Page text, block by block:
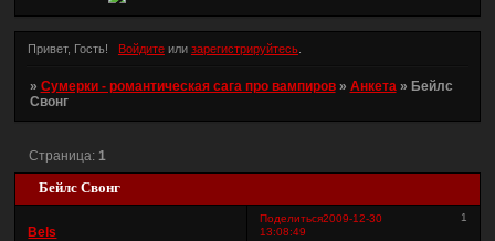
Привет, Гость! Войдитеили зарегистрируйтесь.
» Сумерки - романтическая сага про вампиров » Анкета » Бейлс
Свонг
Бейлс Свонг
Страница: 1
Поделиться 1
2009-12-30
13:08:49
Bels